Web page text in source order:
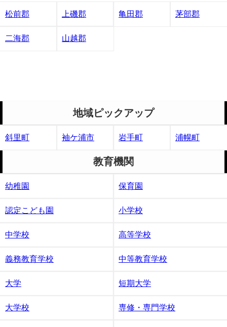
松前郡 上磯郡 亀田郡 茅部郡
二海郡 山越郡
地域ピックアップ
斜里町 袖ケ浦市 岩手町 浦幌町
教育機関
幼稚園 保育園
認定こども園 小学校
中学校 高等学校
義務教育学校 中等教育学校
大学 短期大学
大学校 専修・専門学校